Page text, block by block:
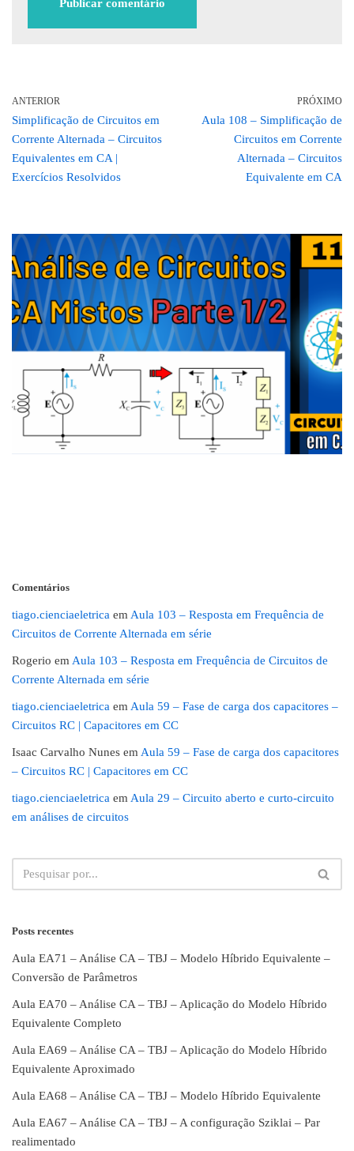
ANTERIOR
Simplificação de Circuitos em
Corrente Alternada – Circuitos
Equivalentes em CA |
Exercícios Resolvidos
PRÓXIMO
Aula 108 – Simplificação de
Circuitos em Corrente
Alternada – Circuitos
Equivalente em CA
Comentários
tiago.cienciaeletrica em Aula 103 – Resposta em Frequência de
Circuitos de Corrente Alternada em série
Rogerio em Aula 103 – Resposta em Frequência de Circuitos de
Corrente Alternada em série
tiago.cienciaeletrica em Aula 59 – Fase de carga dos capacitores –
Circuitos RC | Capacitores em CC
Isaac Carvalho Nunes em Aula 59 – Fase de carga dos capacitores
– Circuitos RC | Capacitores em CC
tiago.cienciaeletrica em Aula 29 – Circuito aberto e curto-circuito
em análises de circuitos
Posts recentes
Aula EA71 – Análise CA – TBJ – Modelo Híbrido Equivalente –
Conversão de Parâmetros
Aula EA70 – Análise CA – TBJ – Aplicação do Modelo Híbrido
Equivalente Completo
Aula EA69 – Análise CA – TBJ – Aplicação do Modelo Híbrido
Equivalente Aproximado
Aula EA68 – Análise CA – TBJ – Modelo Híbrido Equivalente
Aula EA67 – Análise CA – TBJ – A configuração Sziklai – Par
realimentado